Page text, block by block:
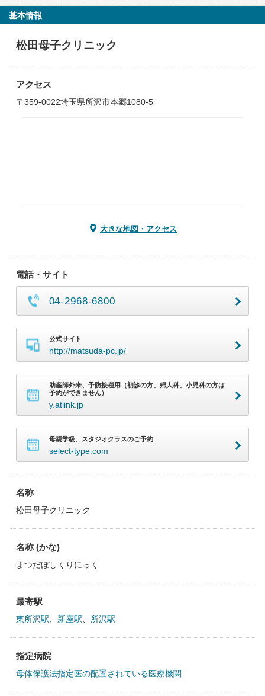
基本情報
松田母子クリニック
アクセス
〒359-0022埼玉県所沢市本郷1080-5
大きな地図・アクセス
電話・サイト
04-2968-6800
公式サイト
http://matsuda-pc.jp/
助産師外来、予防接種用（初診の方、婦人科、小児科の方は
予約ができません）
y.atlink.jp
母親学級、スタジオクラスのご予約
select-type.com
名称
松田母子クリニック
名称 (かな)
まつだぼしくりにっく
最寄駅
東所沢駅 新座駅 所沢駅
指定病院
母体保護法指定医の配置されている医療機関